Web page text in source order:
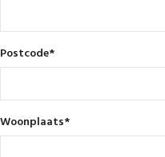
Postcode*
Woonplaats*